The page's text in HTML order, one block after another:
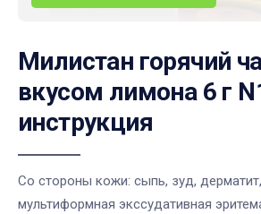
Милистан горячий
вкусом лимона 6 г
инструкция
Со стороны кожи: сыпь, зуд,
мультиформная экссудативная